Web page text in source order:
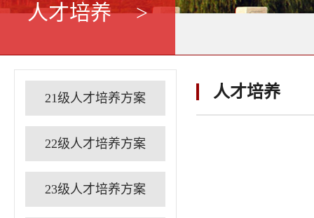
人才培养 >
21级人才培养方案
22级人才培养方案
23级人才培养方案
人才培养